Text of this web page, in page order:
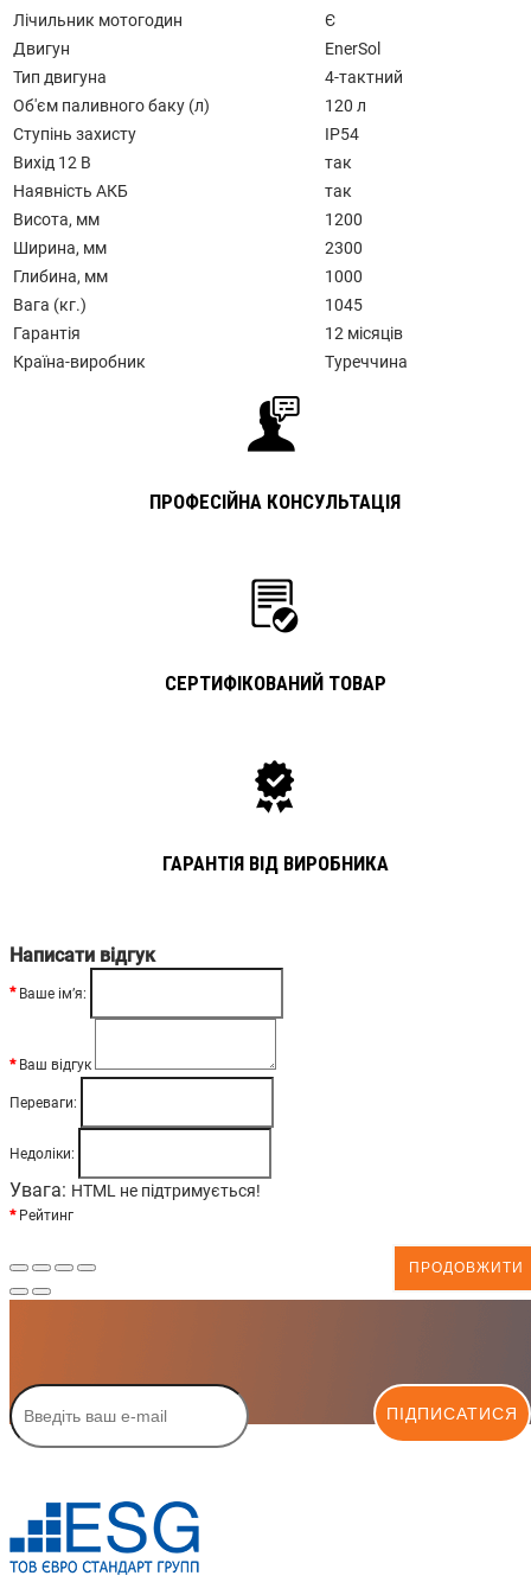
Лічильник мотогодин
Є
Двигун
EnerSol
Тип двигуна
4-тактний
Об'єм паливного баку (л)
120 л
Ступінь захисту
IP54
Вихід 12 В
так
Наявність АКБ
так
Висота, мм
1200
Ширина, мм
2300
Глибина, мм
1000
Вага (кг.)
1045
Гарантія
12 місяців
Країна-виробник
Туреччина
ПРОФЕСІЙНА КОНСУЛЬТАЦІЯ
СЕРТИФІКОВАНИЙ ТОВАР
ГАРАНТІЯ ВІД ВИРОБНИКА
Написати відгук
Ваше ім’я:
Ваш відгук
Переваги:
Недоліки:
Увага: HTML не підтримується!
Рейтинг
ПРОДОВЖИТИ
ПІДПИСАТИСЯ